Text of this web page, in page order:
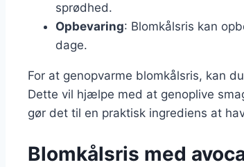
sprødhed.
Opbevaring: Blomkålsris kan
dage.
For at genopvarme blomkålsris, kan
Dette vil hjælpe med at genoplive
gør det til en praktisk ingrediens at
Blomkålsris med